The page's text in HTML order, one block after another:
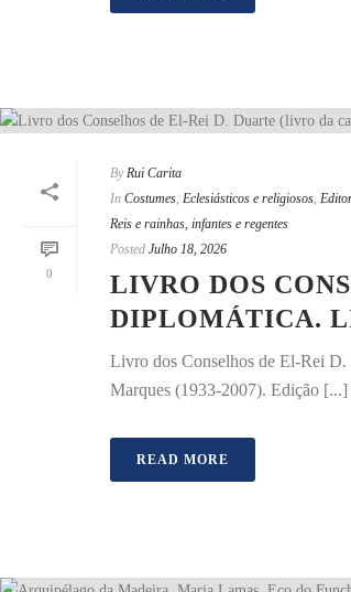
0
By Rui Carita
In Costumes, Eclesiásticos e religiosos,
Reis e rainhas, infantes e regentes
Posted Julho 18, 2026
LIVRO DOS
DIPLOMÁTICA.
Livro dos Conselhos de El-Rei
Marques (1933-2007). Edição [...]
READ MORE